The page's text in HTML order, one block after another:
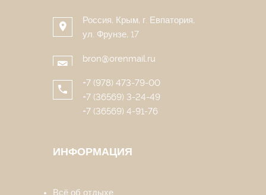
Россия, Крым, г. Евпатория,
ул. Фрунзе, 17
bron@orenmail.ru
+7 (978) 473-79-00
+7 (36569) 3-24-49
+7 (36569) 4-91-76
ИНФОРМАЦИЯ
Всё об отдыхе